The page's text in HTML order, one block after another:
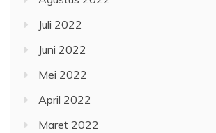
Juli 2022
Juni 2022
Mei 2022
April 2022
Maret 2022